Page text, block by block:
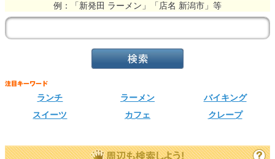
例：「新発田 ラーメン」「店名 新潟市」等
ランチ ラーメン
バイキング
スイーツ
カフェ クレープ